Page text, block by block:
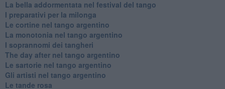
La bella addormentata nel festival del tango
I preparativi per la milonga
Le cortine nel tango argentino
La monotonia nel tango argentino
I soprannomi dei tangheri
The day after nel tango argentino
Le sartorie nel tango argentino
Gli artisti nel tango argentino
Le tande rosa